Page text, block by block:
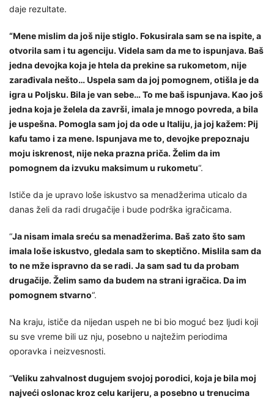
daje rezultate.
“Mene mislim da još nije stiglo. Fokusirala sam se na ispite, a
otvorila sam i tu agenciju. Videla sam da me to ispunjava. Baš
jedna devojka koja je htela da prekine sa rukometom, nije
zarađivala nešto… Uspela sam da joj pomognem, otišla je da
igra u Poljsku. Bila je van sebe… To me baš ispunjava. Kao još
jedna koja je želela da završi, imala je mnogo povreda, a bila
je uspešna. Pomogla sam joj da ode u Italiju, ja joj kažem: Pij
kafu tamo i za mene. Ispunjava me to, devojke prepoznaju
moju iskrenost, nije neka prazna priča. Želim da im
pomognem da izvuku maksimum u rukometu“.
Ističe da je upravo loše iskustvo sa menadžerima uticalo da
danas želi da radi drugačije i bude podrška igračicama.
“Ja nisam imala sreću sa menadžerima. Baš zato što sam
imala loše iskustvo, gledala sam to skeptično. Mislila sam da
to ne mže ispravno da se radi. Ja sam sad tu da probam
drugačije. Želim samo da budem na strani igračica. Da im
pomognem stvarno“.
Na kraju, ističe da nijedan uspeh ne bi bio moguć bez ljudi koji
su sve vreme bili uz nju, posebno u najtežim periodima
oporavka i neizvesnosti.
“Veliku zahvalnost dugujem svojoj porodici, koja je bila moj
najveći oslonac kroz celu karijeru, a posebno u trenucima